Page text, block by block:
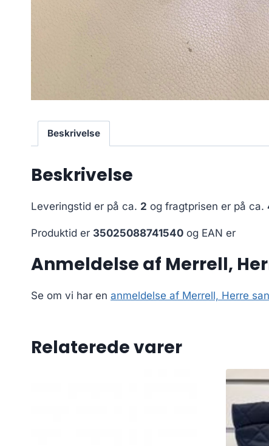
Beskrivelse
Beskrivelse
Leveringstid er på ca. 2 og fragtprisen er på ca.
Produktid er 35025088741540 og EAN er
Anmeldelse af Merrell,
Se om vi har en anmeldelse af Merrell, Herre
Relaterede varer